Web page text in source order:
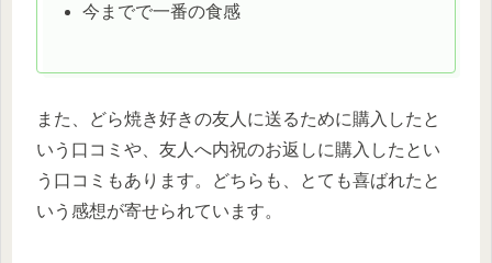
今までで一番の食感
また、どら焼き好きの友人に送るために購入したと
いう口コミや、友人へ内祝のお返しに購入したとい
う口コミもあります。どちらも、とても喜ばれたと
いう感想が寄せられています。